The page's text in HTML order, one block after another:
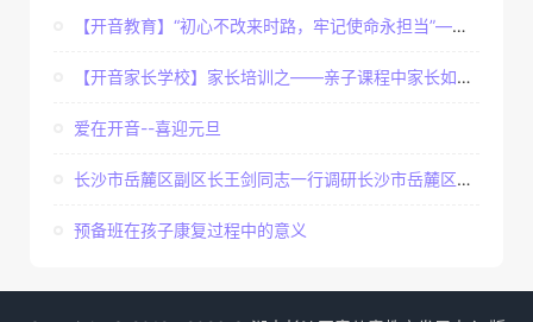
【开音教育】“初心不改来时路，牢记使命永担当”——...
【开音家长学校】家长培训之——亲子课程中家长如何辅...
爱在开音--喜迎元旦
长沙市岳麓区副区长王剑同志一行调研长沙市岳麓区开音...
预备班在孩子康复过程中的意义